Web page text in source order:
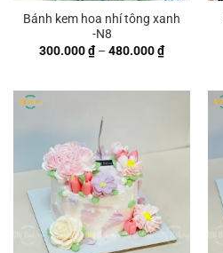
Bánh kem hoa nhí tông xanh
-N8
300.000₫ – 480.000₫Khoảng
giá:
đến
480.000 ₫